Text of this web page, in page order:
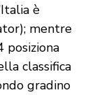
è
mentre
posiziona
classifica
gradino